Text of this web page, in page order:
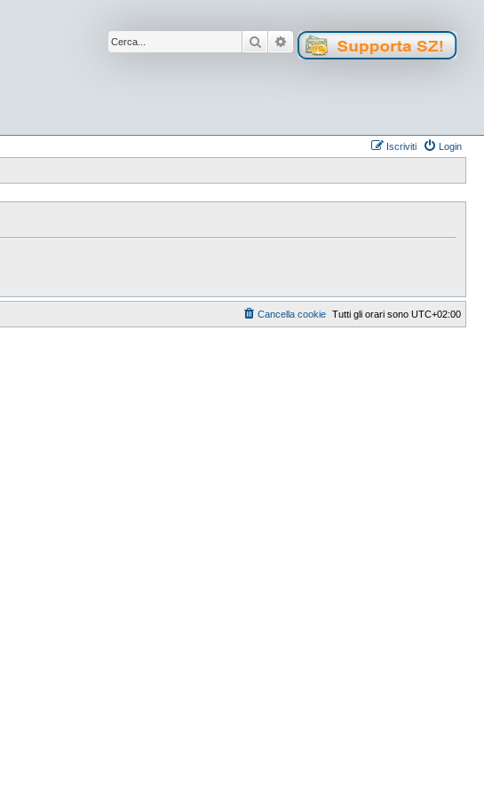
Cerca Ricerca avanzata
Login
Iscriviti
Tutti gli orari sono UTC+02:00
Cancella cookie